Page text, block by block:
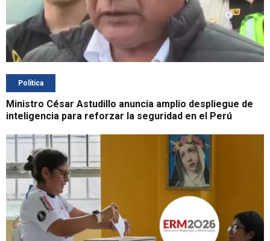
Política
Ministro César Astudillo anuncia amplio despliegue de
inteligencia para reforzar la seguridad en el Perú